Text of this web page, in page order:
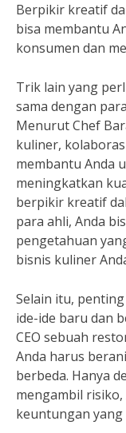
Berpikir kreatif
bisa membantu
konsumen dan
Trik lain yang
sama dengan
Menurut Chef
kuliner,
membantu Anda
meningkatkan
berpikir kreatif
para ahli, Anda
pengetahuan
bisnis kuliner
Selain itu,
ide-ide baru dan
CEO sebuah
Anda harus
berbeda. Hanya
mengambil
keuntungan yang